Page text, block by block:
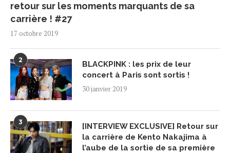
retour sur les moments marquants de sa
carrière ! #27
17 octobre 2019
2
BLACKPINK : les prix de leur
concert à Paris sont sortis !
30 janvier 2019
3
[INTERVIEW EXCLUSIVE] Retour sur
la carrière de Kento Nakajima à
l’aube de la sortie de sa première